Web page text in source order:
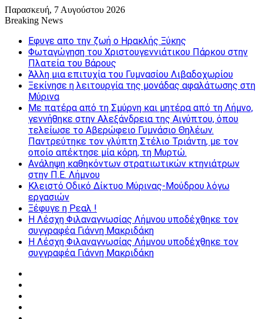
Παρασκευή, 7 Αυγούστου 2026
Breaking News
Εφυγε απο την ζωή o Ηρακλής Ξύκης
Φωταγώγηση του Χριστουγεννιάτικου Πάρκου στην
Πλατεία του Βάρους
Άλλη μια επιτυχία του Γυμνασίου Λιβαδοχωρίου
Ξεκίνησε η λειτουργία της μονάδας αφαλάτωσης στη
Μύρινα
Με πατέρα από τη Σμύρνη και μητέρα από τη Λήμνο,
γεννήθηκε στην Αλεξάνδρεια της Αιγύπτου, όπου
τελείωσε το Αβερώφειο Γυμνάσιο Θηλέων.
Παντρεύτηκε τον γλύπτη Στέλιο Τριάντη, με τον
οποίο απέκτησε μία κόρη, τη Μυρτώ.
Ανάληψη καθηκόντων στρατιωτικών κτηνιάτρων
στην Π.Ε. Λήμνου
Κλειστό Οδικό Δίκτυο Μύρινας-Μούδρου λόγω
εργασιών
Ξέφυγε η Ρεαλ !
Η Λέσχη Φιλαναγνωσίας Λήμνου υποδέχθηκε τον
συγγραφέα Γιάννη Μακριδάκη
Η Λέσχη Φιλαναγνωσίας Λήμνου υποδέχθηκε τον
συγγραφέα Γιάννη Μακριδάκη